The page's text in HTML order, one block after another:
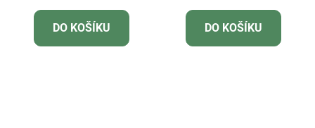
DO KOŠÍKU DO KOŠÍKU